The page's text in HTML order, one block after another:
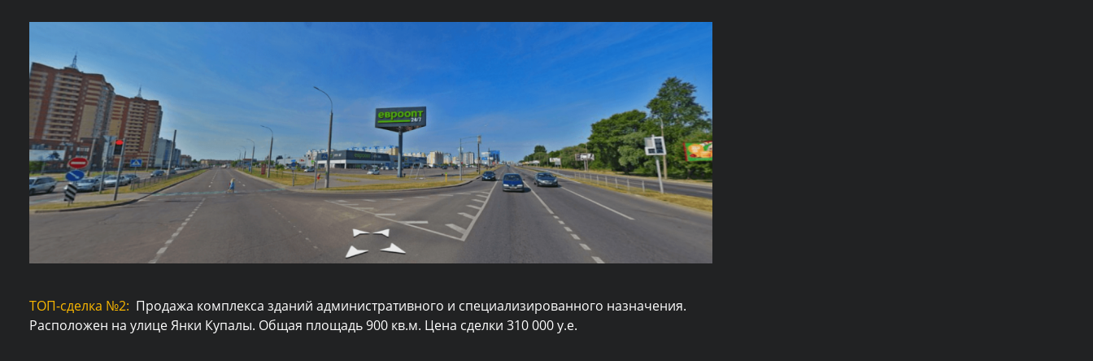
ТОП-сделка №2: Продажа комплекса зданий административного и специализированного назначения.
Расположен на улице Янки Купалы. Общая площадь 900 кв.м. Цена сделки 310 000 у.е.